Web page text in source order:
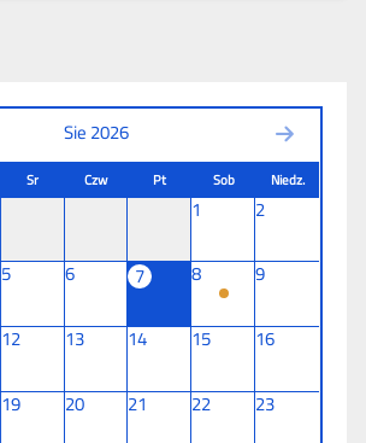
Sie 2026
Sr Czw Pt Sob Niedz.
1
2
5 6 7 8
9
12 13 14 15
16
19 20 21 22
23